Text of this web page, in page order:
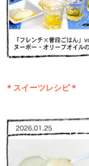
＊スイーツレシピ＊